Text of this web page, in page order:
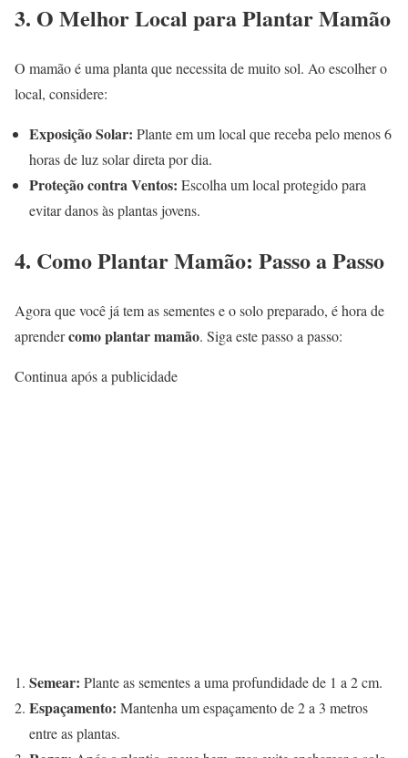
3. O Melhor Local para Plantar Mamão
O mamão é uma planta que necessita de muito sol. Ao escolher o
local, considere:
Exposição Solar: Plante em um local que receba pelo menos 6
horas de luz solar direta por dia.
Proteção contra Ventos: Escolha um local protegido para
evitar danos às plantas jovens.
4. Como Plantar Mamão: Passo a Passo
Agora que você já tem as sementes e o solo preparado, é hora de
aprendercomo plantar mamão. Siga este passo a passo:
Continua após a publicidade
Semear: Plante as sementes a uma profundidade de 1 a 2 cm.
Espaçamento: Mantenha um espaçamento de 2 a 3 metros
entre as plantas.